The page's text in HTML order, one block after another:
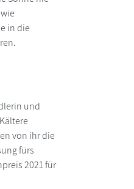
in die
und
von ihr die
fürs
2021 für